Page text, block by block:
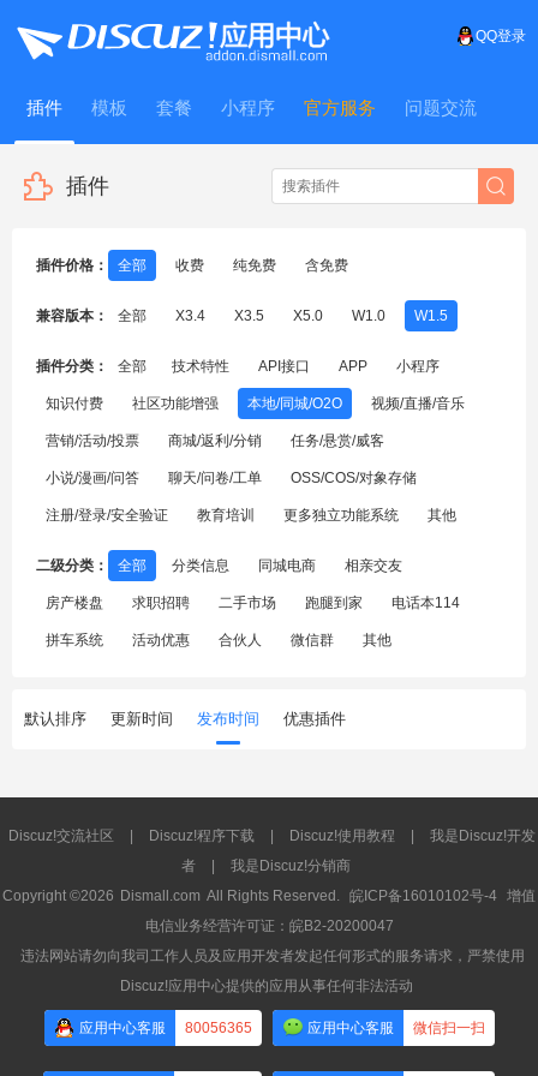
QQ登录
插件 模板 套餐 小程序 官方服务 问题交流
WitFrame
插件
插件价格： 全部 收费 纯免费 含免费
兼容版本： 全部 X3.4 X3.5 X5.0 W1.0 W1.5
插件分类： 全部 技术特性 API接口 APP 小程序
知识付费 社区功能增强 本地/同城/O2O 视频/直播/音乐
营销/活动/投票 商城/返利/分销 任务/悬赏/威客
小说/漫画/问答 聊天/问卷/工单 OSS/COS/对象存储
注册/登录/安全验证 教育培训 更多独立功能系统 其他
二级分类： 全部 分类信息 同城电商 相亲交友
房产楼盘 求职招聘 二手市场 跑腿到家 电话本114
拼车系统 活动优惠 合伙人 微信群 其他
默认排序 更新时间 发布时间 优惠插件
Discuz!交流社区 Discuz!程序下载 Discuz!使用教程
我是Discuz!开发
者
我是Discuz!分销商
Copyright ©2026 Dismall.com All Rights Reserved. 皖ICP备16010102号-4 增值
电信业务经营许可证：皖B2-20200047
违法网站请勿向我司工作人员及应用开发者发起任何形式的服务请求，严禁使用
Discuz!应用中心提供的应用从事任何非法活动
应用中心客服 80056365 应用中心客服 微信扫一扫